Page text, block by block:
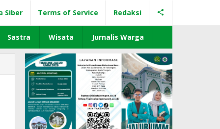
Siber Terms of Service Redaksi
Sastra Wisata Jurnalis Warga